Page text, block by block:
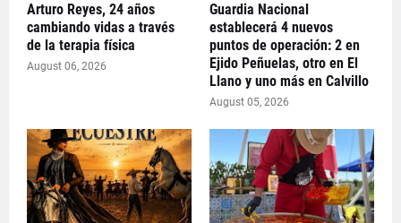
Arturo Reyes, 24 años
cambiando vidas a través
de la terapia física
August 06, 2026
Guardia Nacional
establecerá 4 nuevos
puntos de operación: 2 en
Ejido Peñuelas, otro en El
Llano y uno más en Calvillo
August 05, 2026